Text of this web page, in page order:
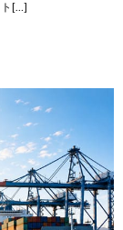
ト[…]